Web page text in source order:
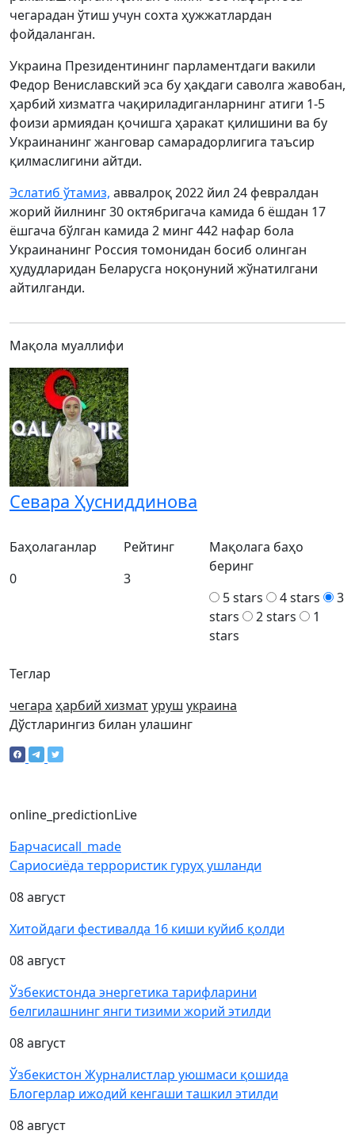
чегарадан ўтиш учун сохта ҳужжатлардан
фойдаланган.
Украина Президентининг парламентдаги вакили
Федор Вениславский эса бу ҳақдаги саволга жавобан,
ҳарбий хизматга чақириладиганларнинг атиги 1-5
фоизи армиядан қочишга ҳаракат қилишини ва бу
Украинанинг жанговар самарадорлигига таъсир
қилмаслигини айтди.
Эслатиб ўтамиз, аввалроқ 2022 йил 24 февралдан
жорий йилнинг 30 октябригача камида 6 ёшдан 17
ёшгача бўлган камида 2 минг 442 нафар бола
Украинанинг Россия томонидан босиб олинган
ҳудудларидан Беларусга ноқонуний жўнатилгани
айтилганди.
Мақола муаллифи
Севара Ҳусниддинова
Теглар
чегара ҳарбий хизматуруш украина
Баҳолаганлар
0
Рейтинг
3
Мақолага баҳо
беринг
5 stars
4 stars
3
stars
2 stars
1
stars
Дўстларингиз билан улашинг
online_predictionLive
Барчасиcall_made
Сариосиёда террористик гуруҳ ушланди
08 август
Хитойдаги фестивалда 16 киши куйиб қолди
08 август
Ўзбекистонда энергетика тарифларини
белгилашнинг янги тизими жорий этилди
08 август
Ўзбекистон Журналистлар уюшмаси қошида
Блогерлар ижодий кенгаши ташкил этилди
08 август